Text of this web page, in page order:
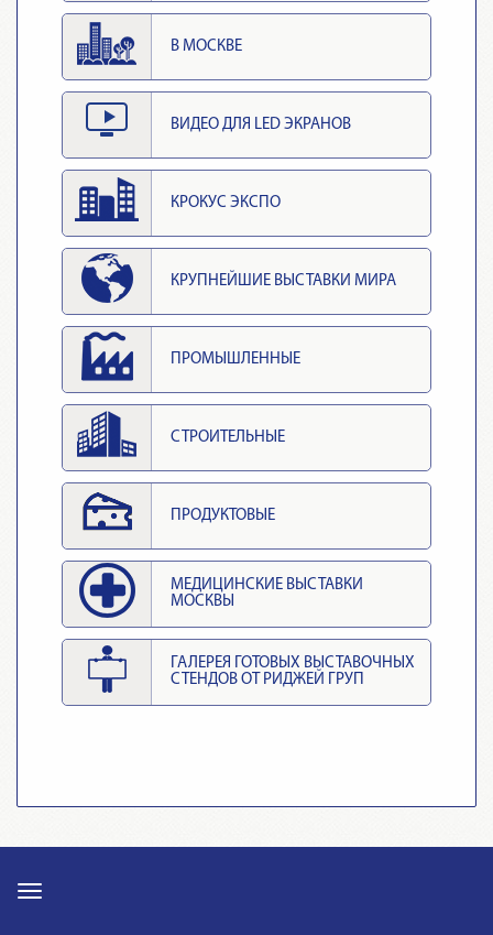
В МОСКВЕ
ВИДЕО ДЛЯ LED ЭКРАНОВ
КРОКУС ЭКСПО
КРУПНЕЙШИЕ ВЫСТАВКИ МИРА
ПРОМЫШЛЕННЫЕ
СТРОИТЕЛЬНЫЕ
ПРОДУКТОВЫЕ
МЕДИЦИНСКИЕ ВЫСТАВКИ
МОСКВЫ
ГАЛЕРЕЯ ГОТОВЫХ ВЫСТАВОЧНЫХ
СТЕНДОВ ОТ РИДЖЕЙ ГРУП